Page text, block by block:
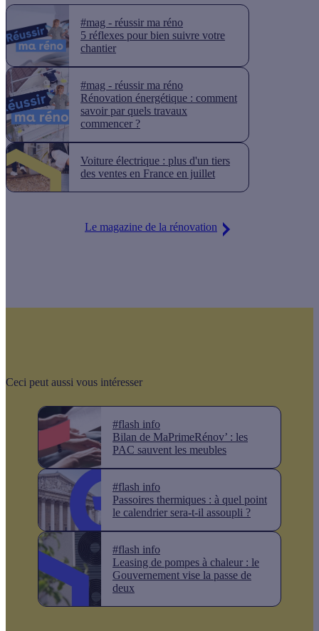
#mag - réussir ma réno
5 réflexes pour bien suivre votre
chantier
#mag - réussir ma réno
Rénovation énergétique : comment
savoir par quels travaux
commencer ?
Voiture électrique : plus d'un tiers
des ventes en France en juillet
Le magazine de la rénovation
Ceci peut aussi vous intéresser
#flash info
Bilan de MaPrimeRénov’ : les
PAC sauvent les meubles
#flash info
Passoires thermiques : à quel point
le calendrier sera-t-il assoupli ?
#flash info
Leasing de pompes à chaleur : le
Gouvernement vise la passe de
deux